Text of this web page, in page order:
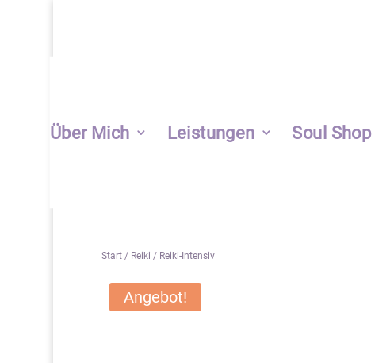
Über Mich Leistungen Soul Shop
Start/ Reiki / Reiki-Intensiv
Angebot!